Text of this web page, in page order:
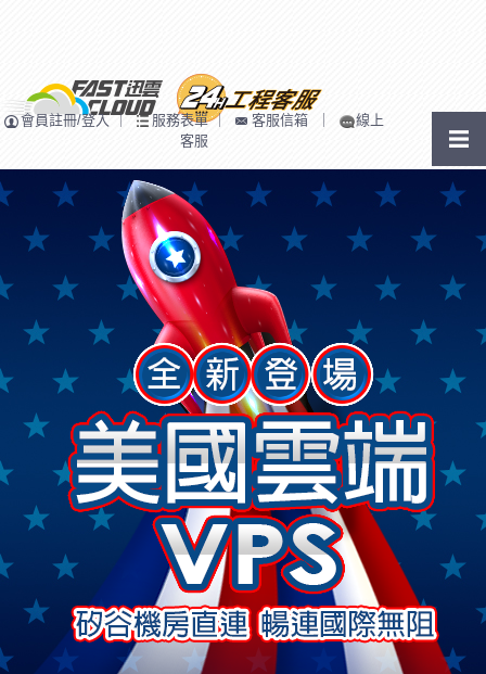
會員註冊/登入｜ 服務表單｜ 客服信箱 ｜
線上
客服